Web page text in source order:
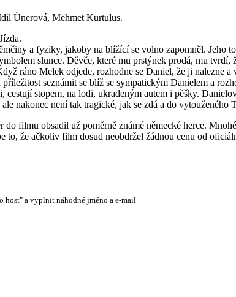
Ünerová, Mehmet Kurtulus.
a fyziky, jakoby na blížící se volno zapomněl. Jeho
slunce. Děvče, které mu prstýnek prodá, mu
ráno Melek odjede, rozhodne se Daniel, že ji nalezne
seznámit se blíž se sympatickým Danielem a
cestují stopem, na lodi, ukradeným autem i pěšky.
nakonec není tak tragické, jak se zdá a do vytouženého
filmu obsadil už poměrně známé německé herce.
to, že ačkoliv film dosud neobdržel žádnou cenu od
host" a vyplnit náhodné jméno a e-mail